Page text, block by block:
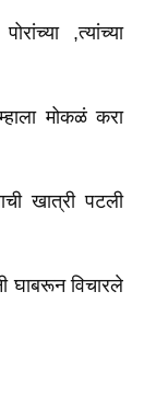
,त्यांच्या
मोकळं करा
खात्री पटली
घाबरून विचारले